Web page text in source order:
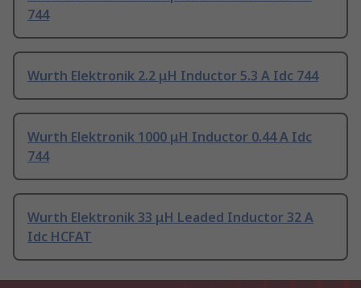
744
Wurth Elektronik 2.2 μH Inductor 5.3 A Idc 744
Wurth Elektronik 1000 μH Inductor 0.44 A Idc
744
Wurth Elektronik 33 μH Leaded Inductor 32 A
Idc HCFAT